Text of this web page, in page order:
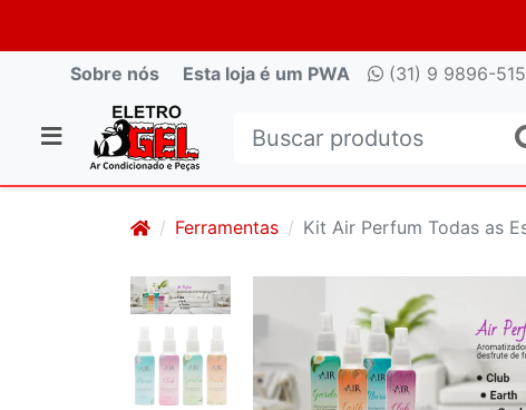
Sobre nós Esta loja é um PWA (31) 9 9896-
Ferramentas Kit Air Perfum Todas as